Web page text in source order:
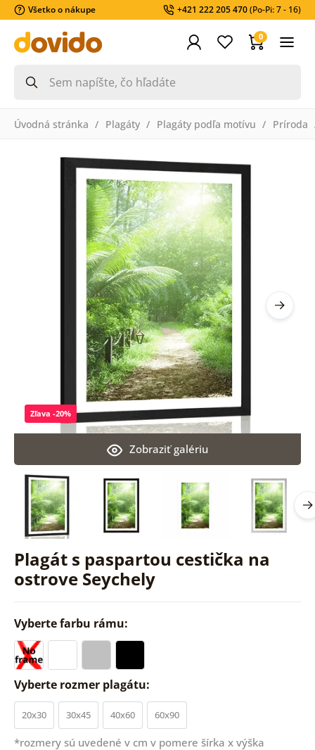
Všetko o nákupe +421 222 205 470(Po-Pi: 7 - 16)
0
Úvodná stránka Plagáty Plagáty podľa motívu Príroda
Plagát s paspartou cestička na
ostrove Seychely
Zobraziť galériu
Zľava -20%
Vyberte farbu rámu:
Vyberte rozmer plagátu:
20x30 30x45 40x60 60x90
*rozmery sú uvedené v cm v pomere šírka x výška